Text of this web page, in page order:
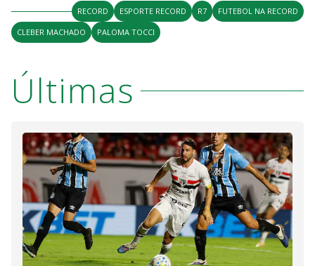
RECORD ESPORTE RECORD R7
FUTEBOL NA RECORD
CLEBER MACHADO
PALOMA TOCCI
Últimas